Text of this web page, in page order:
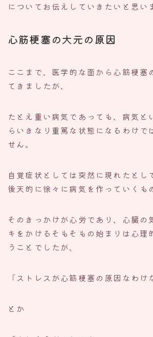
についてお伝えしていきたいと思い
心筋梗塞の大元の原因
ここまで、医学的な面から心筋梗塞
てきましたが、
たとえ重い病気であっても、病気と
らいきなり重篤な状態になるわけで
せん。
自覚症状としては突然に現れたとし
後天的に徐々に病気を作っていくも
そのきっかけが心労であり、心臓の
キをかけるそもそもの始まりは心理
うことでしたが、
「ストレスが心筋梗塞の原因なわけ
とか